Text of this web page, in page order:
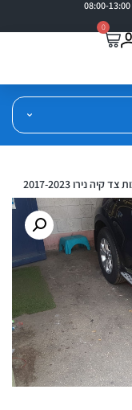
0
קיה נירו 2017-2023